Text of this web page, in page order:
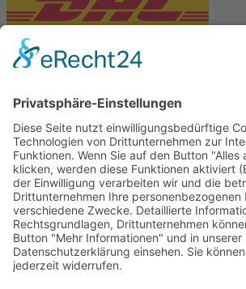
Tekal – Textile Lebensqualität
Exklusive moderne & Orientteppiche
Feuerwerk XXL
Pyrotechnik online bestellen
© Stadtmühle Waldenbuch 2026